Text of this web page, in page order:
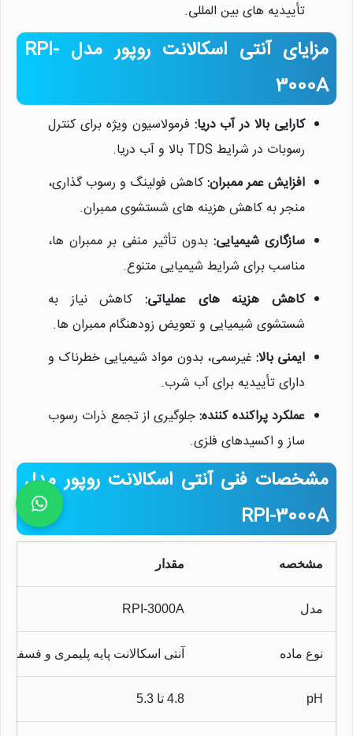
تأییدیه های بین المللی.
مزایای آنتی اسکالانت روپور مدل RPI-
3000A
کارایی بالا در آب دریا: فرمولاسیون ویژه برای کنترل
رسوبات در شرایط TDS بالا و آب دریا.
افزایش عمر ممبران:کاهش فولینگ و رسوب گذاری،
منجر به کاهش هزینه های شستشوی ممبران.
سازگاری شیمیایی: بدون تأثیر منفی بر ممبران ها،
مناسب برای شرایط شیمیایی متنوع.
کاهش هزینه های عملیاتی: کاهش نیاز به
شستشوی شیمیایی و تعویض زودهنگام ممبران ها.
ایمنی بالا: غیرسمی، بدون مواد شیمیایی خطرناک و
دارای تأییدیه برای آب شرب.
عملکرد پراکنده کننده:جلوگیری از تجمع ذرات رسوب
ساز و اکسیدهای فلزی.
مشخصات فنی آنتی اسکالانت روپور مدل
RPI-3000A
مشخصه مقدار
مدل RPI-3000A
نوع ماده آنتی اسکالانت پایه پلیمری و
pH 4.8 تا 5.3